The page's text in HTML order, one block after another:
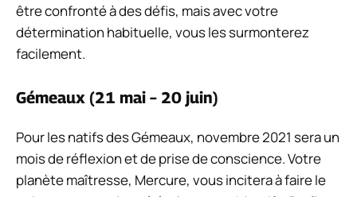
être confronté à des défis, mais avec votre
détermination habituelle, vous les surmonterez
facilement.
Gémeaux (21 mai – 20 juin)
Pour les natifs des Gémeaux, novembre 2021 sera un
mois de réflexion et de prise de conscience. Votre
planète maîtresse, Mercure, vous incitera à faire le